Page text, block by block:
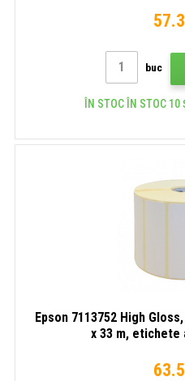
buc
ÎN STOC ÎN STOC 10
Epson 7113752 High
x 33 m, etichete